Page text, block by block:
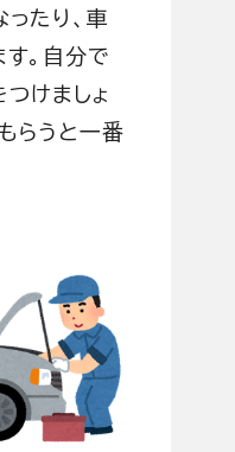
たり、車
。自分で
けましょ
らうと一番